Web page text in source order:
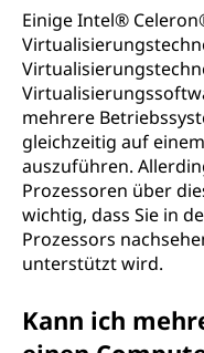
Einige Intel®
mehrere
gleichzeitig auf
auszuführen.
Prozessoren über
wichtig, dass Sie in
Prozessors
unterstützt wird.
Kann ich